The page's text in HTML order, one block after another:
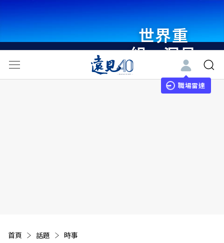
世界重
組・洞見
未來 與
世界領袖
職場雷達
首頁 話題 時事